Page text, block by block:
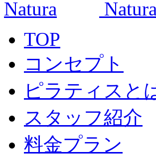
TOP
コンセプト
ピラティスと
スタッフ紹介
料金プラン